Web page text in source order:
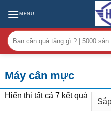
MENU
Tìm
kiếm:
Máy cân mực
Hiển thị tất cả 7 kết quả